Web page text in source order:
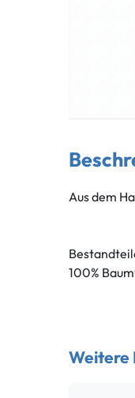
Aus dem
100%
Weitere